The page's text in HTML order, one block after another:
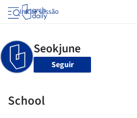
Iniciar sessão
Seguir
School